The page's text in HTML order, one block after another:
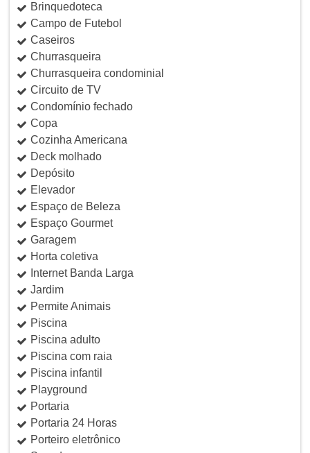
Brinquedoteca
Campo de Futebol
Caseiros
Churrasqueira
Churrasqueira condominial
Circuito de TV
Condomínio fechado
Copa
Cozinha Americana
Deck molhado
Depósito
Elevador
Espaço de Beleza
Espaço Gourmet
Garagem
Horta coletiva
Internet Banda Larga
Jardim
Permite Animais
Piscina
Piscina adulto
Piscina com raia
Piscina infantil
Playground
Portaria
Portaria 24 Horas
Porteiro eletrônico